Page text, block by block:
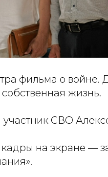
фильма о войне.
жизнь.
СВО
кадры на экране —